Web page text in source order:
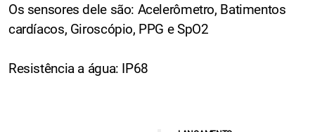
Os sensores dele são: Acelerômetro, Batimentos
cardíacos, Giroscópio, PPG e SpO2
Resistência a água: IP68